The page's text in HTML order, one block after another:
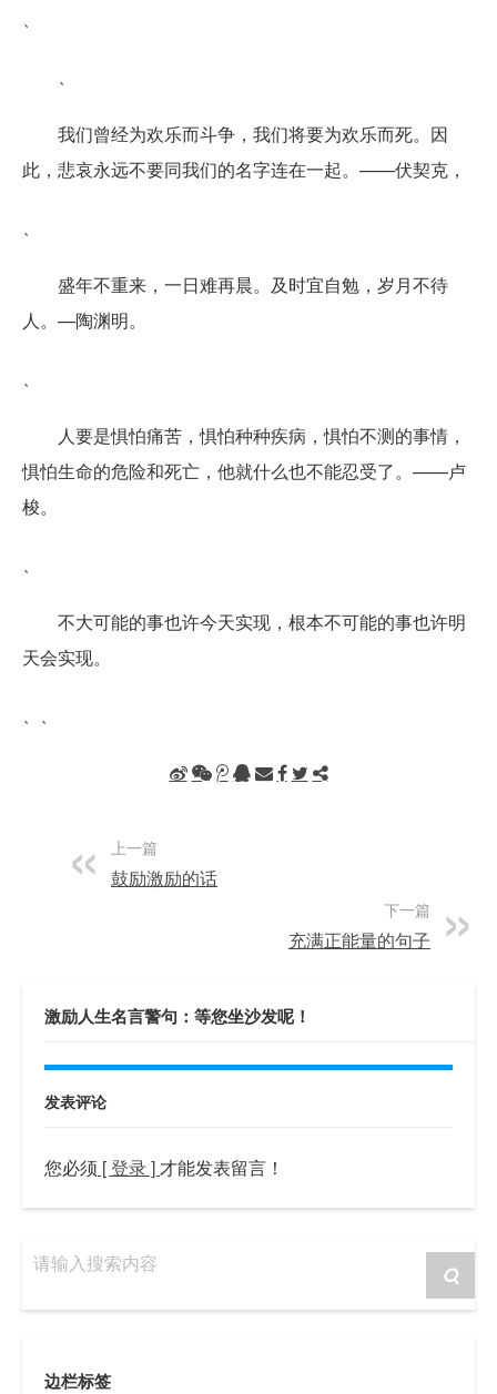
我们曾经为欢乐而斗争，我们将要为欢乐而死。因
此，悲哀永远不要同我们的名字连在一起。——伏契克，
盛年不重来，一日难再晨。及时宜自勉，岁月不待
人。—陶渊明。
人要是惧怕痛苦，惧怕种种疾病，惧怕不测的事情，
惧怕生命的危险和死亡，他就什么也不能忍受了。——卢
梭。
不大可能的事也许今天实现，根本不可能的事也许明
天会实现。
上一篇
鼓励激励的话
下一篇
充满正能量的句子
激励人生名言警句：等您坐沙发呢！
发表评论
您必须 [ 登录 ] 才能发表留言！
请输入搜索内容
边栏标签